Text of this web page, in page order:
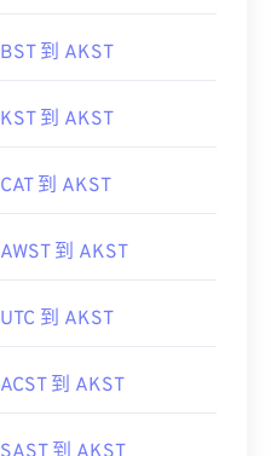
BST 到 AKST
KST 到 AKST
CAT 到 AKST
AWST 到 AKST
UTC 到 AKST
ACST 到 AKST